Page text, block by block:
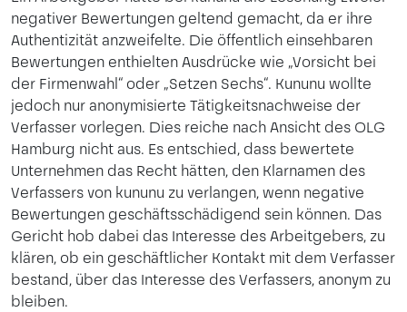
negativer Bewertungen geltend gemacht, da er ihre
Authentizität anzweifelte. Die öffentlich einsehbaren
Bewertungen enthielten Ausdrücke wie „Vorsicht bei
der Firmenwahl“ oder „Setzen Sechs“. Kununu wollte
jedoch nur anonymisierte Tätigkeitsnachweise der
Verfasser vorlegen. Dies reiche nach Ansicht des OLG
Hamburg nicht aus. Es entschied, dass bewertete
Unternehmen das Recht hätten, den Klarnamen des
Verfassers von kununu zu verlangen, wenn negative
Bewertungen geschäftsschädigend sein können. Das
Gericht hob dabei das Interesse des Arbeitgebers, zu
klären, ob ein geschäftlicher Kontakt mit dem Verfasser
bestand, über das Interesse des Verfassers, anonym zu
bleiben.